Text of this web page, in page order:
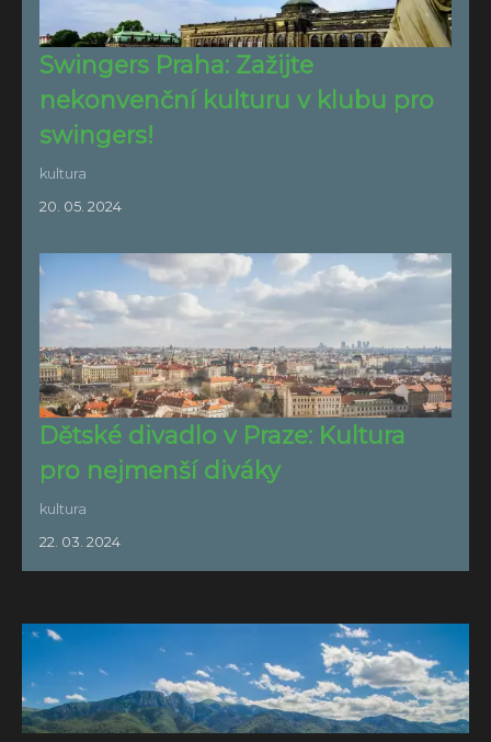
Swingers Praha: Zažijte
nekonvenční kulturu v klubu pro
swingers!
kultura
20. 05. 2024
Dětské divadlo v Praze: Kultura
pro nejmenší diváky
kultura
22. 03. 2024